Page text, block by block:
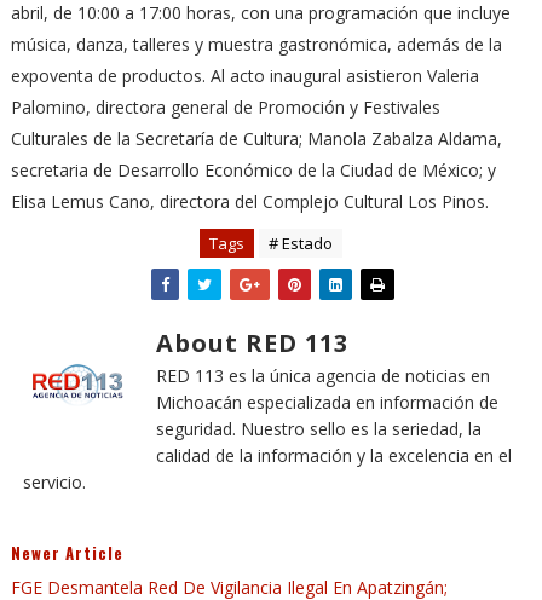
abril, de 10:00 a 17:00 horas, con una programación que incluye
música, danza, talleres y muestra gastronómica, además de la
expoventa de productos. Al acto inaugural asistieron Valeria
Palomino, directora general de Promoción y Festivales
Culturales de la Secretaría de Cultura; Manola Zabalza Aldama,
secretaria de Desarrollo Económico de la Ciudad de México; y
Elisa Lemus Cano, directora del Complejo Cultural Los Pinos.
Tags # Estado
About RED 113
RED 113 es la única agencia de noticias en
Michoacán especializada en información de
seguridad. Nuestro sello es la seriedad, la
calidad de la información y la excelencia en el
servicio.
Newer Article
FGE Desmantela Red De Vigilancia Ilegal En Apatzingán;